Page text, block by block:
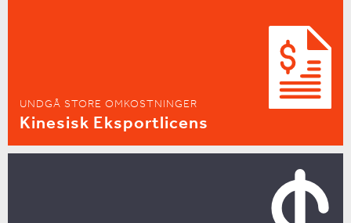
UNDGÅ STORE OMKOSTNINGER
Kinesisk Eksportlicens